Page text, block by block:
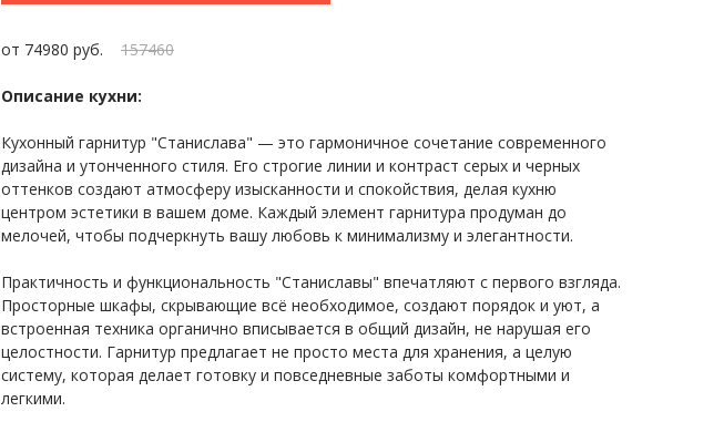
от 74980 руб. 157460
Описание кухни:
Кухонный гарнитур "Станислава" — это гармоничное сочетание современного
дизайна и утонченного стиля. Его строгие линии и контраст серых и черных
оттенков создают атмосферу изысканности и спокойствия, делая кухню
центром эстетики в вашем доме. Каждый элемент гарнитура продуман до
мелочей, чтобы подчеркнуть вашу любовь к минимализму и элегантности.
Практичность и функциональность "Станиславы" впечатляют с первого взгляда.
Просторные шкафы, скрывающие всё необходимое, создают порядок и уют, а
встроенная техника органично вписывается в общий дизайн, не нарушая его
целостности. Гарнитур предлагает не просто места для хранения, а целую
систему, которая делает готовку и повседневные заботы комфортными и
легкими.